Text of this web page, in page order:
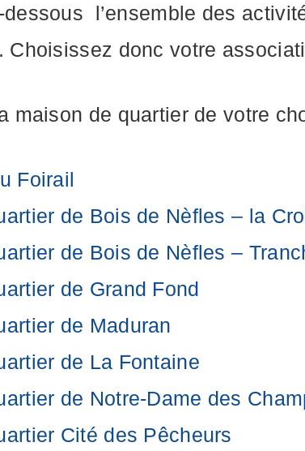
l’ensemble des
Choisissez donc votre
maison de quartier de votre
Foirail
de Bois de Nèfles – la
de Bois de Nèfles –
de Grand Fond
de Maduran
de La Fontaine
de Notre-Dame des
Cité des Pêcheurs